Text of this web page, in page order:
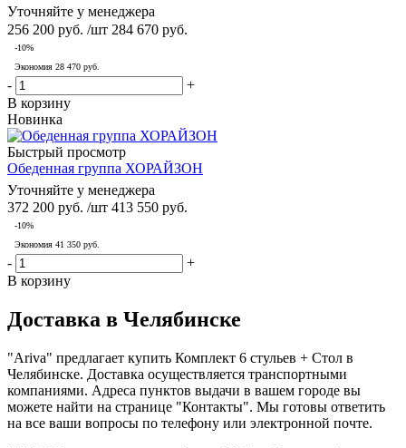
Уточняйте у менеджера
256 200 руб. /шт 284 670 руб.
-10%
Экономия 28 470 руб.
-
+
В корзину
Новинка
Быстрый просмотр
Обеденная группа ХОРАЙЗОН
Уточняйте у менеджера
372 200 руб. /шт 413 550 руб.
-10%
Экономия 41 350 руб.
-
+
В корзину
Доставка в Челябинске
"Ariva" предлагает купить Комплект 6 стульев + Стол в
Челябинске. Доставка осуществляется транспортными
компаниями. Адреса пунктов выдачи в вашем городе вы
можете найти на странице "Контакты". Мы готовы ответить
на все ваши вопросы по телефону или электронной почте.